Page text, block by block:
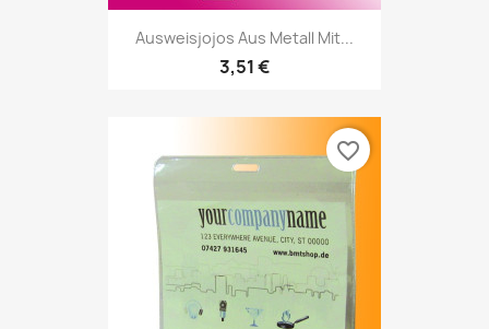
Ausweisjojos Aus Metall Mit...
3,51 €
favorite_border